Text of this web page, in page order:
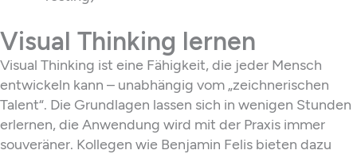
Visual Thinking lernen
Visual Thinking ist eine Fähigkeit, die jeder Mensch
entwickeln kann – unabhängig vom „zeichnerischen
Talent“. Die Grundlagen lassen sich in wenigen Stunden
erlernen, die Anwendung wird mit der Praxis immer
souveräner. Kollegen wie Benjamin Felis bieten dazu